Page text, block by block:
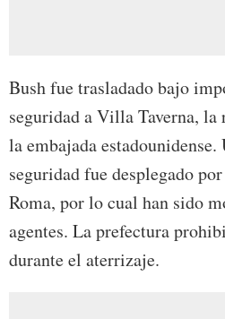
Bush fue trasladado bajo
seguridad a Villa Taverna, la
la embajada
seguridad fue desplegado
Roma, por lo cual han sido
agentes. La prefectura
durante el aterrizaje.